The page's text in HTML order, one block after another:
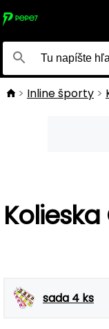
Inline športy
sada 4 ks